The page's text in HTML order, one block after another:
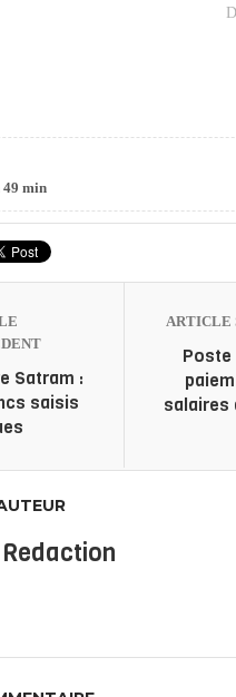
49 min
Satram :
saisis
ARTICLE
Poste
salaires